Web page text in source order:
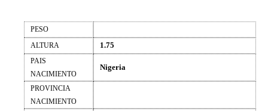
PESO
ALTURA
1.75
PAIS
NACIMIENTO
Nigeria
PROVINCIA
NACIMIENTO